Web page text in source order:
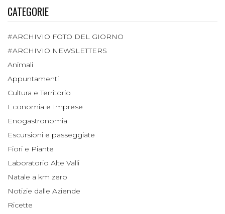
CATEGORIE
#ARCHIVIO FOTO DEL GIORNO
#ARCHIVIO NEWSLETTERS
Animali
Appuntamenti
Cultura e Territorio
Economia e Imprese
Enogastronomia
Escursioni e passeggiate
Fiori e Piante
Laboratorio Alte Valli
Natale a km zero
Notizie dalle Aziende
Ricette